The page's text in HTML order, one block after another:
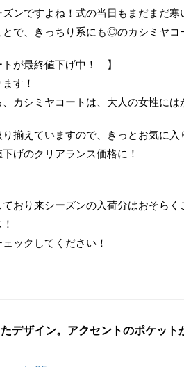
ンですよね！式の当日もまだまだ寒
で、きっちり系にも◎のカシミヤコ
が最終値下げ中！ 】
す！
カシミヤコートは、大人の女性には
揃えていますので、きっとお気に入
げのクリアランス価格に！
おり来シーズンの入荷分はおそら
ックしてください！
デザイン。アクセントのポケット